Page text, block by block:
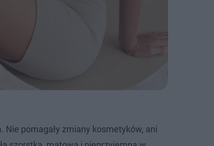
Nie pomagały zmiany kosmetyków, ani